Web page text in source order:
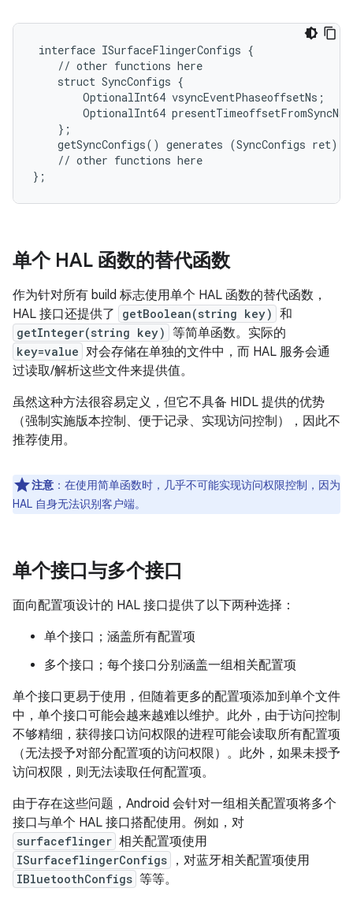
interface ISurfaceFlingerConfigs {
    // other functions here
    struct SyncConfigs {
        OptionalInt64 vsyncEventPhaseoffsetNs;
        OptionalInt64 presentTimeoffsetFromSyncNs;
    };
    getSyncConfigs() generates (SyncConfigs ret);
    // other functions here
单个 HAL 函数的替代函数
作为针对所有 build 标志使用单个 HAL 函数的替代函数，
HAL 接口还提供了
getBoolean(string key) 和
getInteger(string key) 等简单函数。实际的
key=value 对会存储在单独的文件中，而 HAL 服务会通
过读取/解析这些文件来提供值。
虽然这种方法很容易定义，但它不具备 HIDL 提供的优势
（强制实施版本控制、便于记录、实现访问控制），因此不
推荐使用。
注意 ：在使用简单函数时，几乎不可能实现访问权限控制，因为
HAL 自身无法识别客户端。
单个接口与多个接口
面向配置项设计的 HAL 接口提供了以下两种选择：
单个接口；涵盖所有配置项
多个接口；每个接口分别涵盖一组相关配置项
单个接口更易于使用，但随着更多的配置项添加到单个文件
中，单个接口可能会越来越难以维护。此外，由于访问控制
不够精细，获得接口访问权限的进程可能会读取所有配置项
（无法授予对部分配置项的访问权限）。此外，如果未授予
访问权限，则无法读取任何配置项。
由于存在这些问题，Android 会针对一组相关配置项将多个
接口与单个 HAL 接口搭配使用。例如，对
surfaceflinger 相关配置项使用
ISurfaceflingerConfigs ，对蓝牙相关配置项使用
IBluetoothConfigs 等等。